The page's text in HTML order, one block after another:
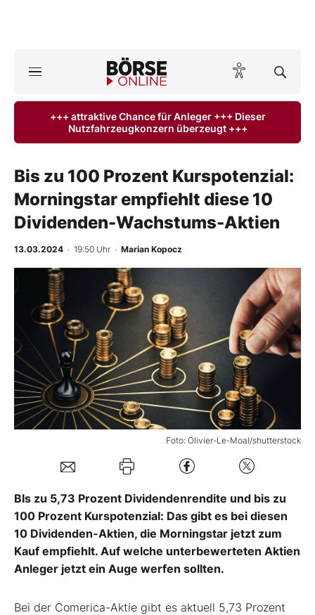
Anlageprodukte
Finanz-Check
Abo & Shop
Experten
Mein B:O
Mein Konto
Folgen Sie uns
+++ attraktive Chance für Anleger +++ Dieser
Nutzfahrzeugkonzern überzeugt +++
Bis zu 100 Prozent Kurspotenzial:
Morningstar empfiehlt diese 10
Dividenden-Wachstums-Aktien
13.03.2024 · 19:50 Uhr · Marian Kopocz
Foto: Olivier-Le-Moal/shutterstock
BIs zu 5,73 Prozent Dividendenrendite und bis zu
100 Prozent Kurspotenzial: Das gibt es bei diesen
10 Dividenden-Aktien, die Morningstar jetzt zum
Kauf empfiehlt. Auf welche unterbewerteten Aktien
Anleger jetzt ein Auge werfen sollten.
Bei der Comerica-Aktie gibt es aktuell 5,73 Prozent